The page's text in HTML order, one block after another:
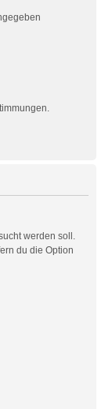
werden soll.
du die Option